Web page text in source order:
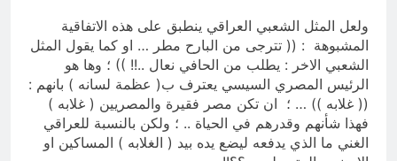
ولعل المثل الشعبي العراقي ينطبق على هذه الاتفاقية
المشبوهة : (( تترجى من البارح مطر … او كما يقول المثل
الشعبي الاخر : يطلب من الحافي نعال ..!! )) ؛ وها هو
الرئيس المصري السيسي يعترف ب( عظمة لسانه ) بانهم :
(( غلابه )) … ؛ ان تكن مصر فقيرة والمصريين ( غلابه )
فهذا شأنهم وقدرهم في الحياة .. ؛ ولكن بالنسبة للعراقي
الغني ما الذي يدفعه ليضع يده بيد ( الغلابه ) المساكين او